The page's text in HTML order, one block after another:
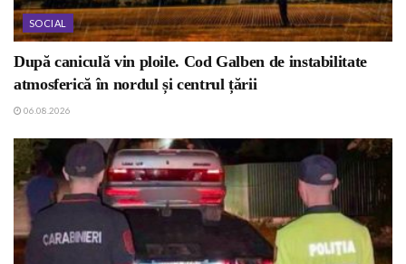
SOCIAL
După caniculă vin ploile. Cod Galben de instabilitate
atmosferică în nordul și centrul țării
06.08.2026